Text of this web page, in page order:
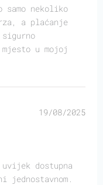
nekoliko
a plaćanje
u mojoj
19/08/2025
dostupna